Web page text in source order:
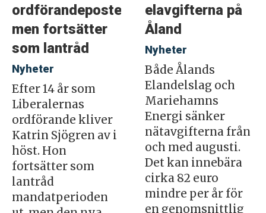
ordförandeposten
men fortsätter
som lantråd
Nyheter
Efter 14 år som
Liberalernas
ordförande kliver
Katrin Sjögren av i
höst. Hon
fortsätter som
lantråd
mandatperioden
elavgifterna på
Åland
Nyheter
Både Ålands
Elandelslag och
Mariehamns
Energi sänker
nätavgifterna från
och med augusti.
Det kan innebära
cirka 82 euro
mindre per år för
en genomsnittlig